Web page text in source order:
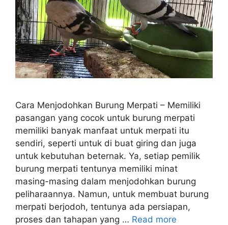
Cara Menjodohkan Burung Merpati – Memiliki
pasangan yang cocok untuk burung merpati
memiliki banyak manfaat untuk merpati itu
sendiri, seperti untuk di buat giring dan juga
untuk kebutuhan beternak. Ya, setiap pemilik
burung merpati tentunya memiliki minat
masing-masing dalam menjodohkan burung
peliharaannya. Namun, untuk membuat burung
merpati berjodoh, tentunya ada persiapan,
proses dan tahapan yang … Read more